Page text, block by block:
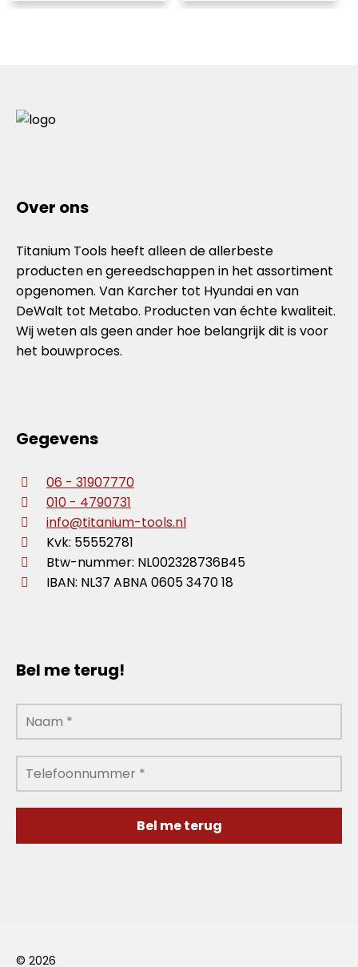
Over ons
Titanium Tools heeft alleen de allerbeste
producten en gereedschappen in het assortiment
opgenomen. Van Karcher tot Hyundai en van
DeWalt tot Metabo. Producten van échte kwaliteit.
Wij weten als geen ander hoe belangrijk dit is voor
het bouwproces.
Gegevens
06 - 31907770
010 - 4790731
info@titanium-tools.nl
Kvk: 55552781
Btw-nummer: NL002328736B45
IBAN: NL37 ABNA 0605 3470 18
Bel me terug!
© 2026